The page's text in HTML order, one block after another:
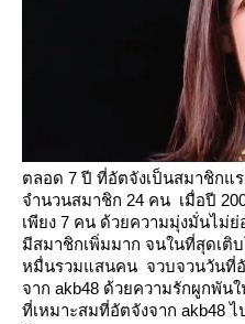
ตลอด 7 ปี ที่อัตจังเป็นสมาชิกแ
จำนวนสมาชิก 24 คน เมื่อปี
เพียง 7 คน ด้วยความมุ่งมั่นไม่
มีสมาชิกเพิ่มมาก จนในที่สุดเติ
หมื่นรวมแสนคน จวบจวนวันที่
จาก akb48 ด้วยความรักผูกพัน
ที่เหมาะสมที่อัตจังจาก akb48